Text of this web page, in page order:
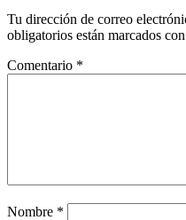
Tu dirección de correo
obligatorios están marcados con
Comentario *
Nombre *